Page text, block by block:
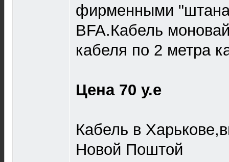
фирменными
BFA.Кабель
кабеля по 2 метра
Цена 70 у.е
Кабель в
Новой Поштой